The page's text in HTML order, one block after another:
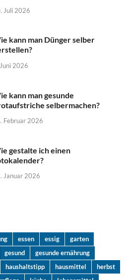
Juli 2026
kann man Dünger selber
2026
kann man gesunde
selbermachen?
Februar 2026
gestalte ich einen
Januar 2026
essen essig
garten
gesund
gesunde ernährung
haushaltstipp hausmittel
herbst